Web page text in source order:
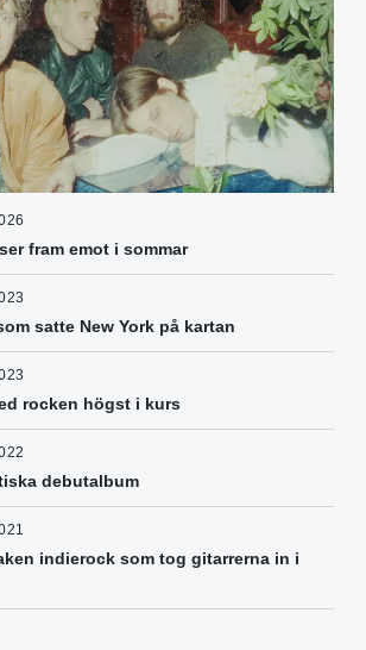
fram emot i sommar
satte New York på kartan
rocken högst i kurs
debutalbum
indierock som tog gitarrerna in i